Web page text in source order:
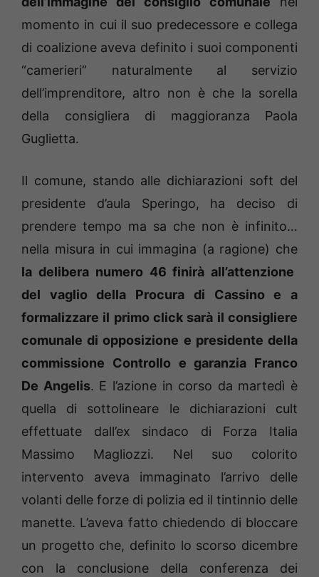
momento in cui il suo predecessore e collega
di coalizione aveva definito i suoi componenti
“camerieri” naturalmente al servizio
dell’imprenditore, altro non è che la sorella
della consigliera di maggioranza Paola
Guglietta.
Il comune, stando alle dichiarazioni soft del
presidente d’aula Speringo, ha deciso di
prendere tempo ma sa che non è infinito…
nella misura in cui immagina (a ragione) che
la delibera numero 46 finirà all’attenzione
del vaglio della Procura di Cassino e a
formalizzare il primo click sarà il consigliere
comunale di opposizione e presidente della
commissione Controllo e garanzia Franco
De Angelis. E l’azione in corso da martedì è
quella di sottolineare le dichiarazioni cult
effettuate dall’ex sindaco di Forza Italia
Massimo Magliozzi. Nel suo colorito
intervento aveva immaginato l’arrivo delle
volanti delle forze di polizia ed il tintinnio delle
manette. L’aveva fatto chiedendo di bloccare
un progetto che, definito lo scorso dicembre
con la conclusione della conferenza dei